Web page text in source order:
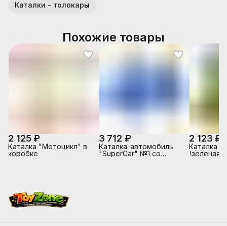
Каталки - толокары
Похожие товары
2 125 ₽
Каталка "Мотоцикл" в
коробке
3 712 ₽
Каталка-автомобиль
"SuperCar" №1 со
2 123 ₽
Каталка
(зеленая)